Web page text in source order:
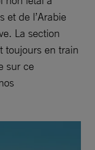
et de l’Arabie
La section
toujours en train
sur ce